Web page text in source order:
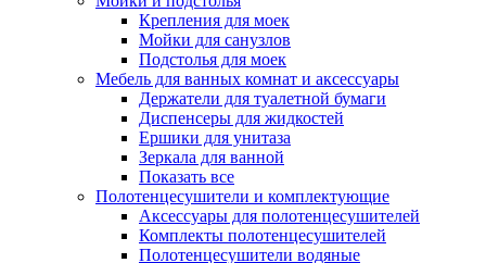
Крепления для моек
Мойки для санузлов
Подстолья для моек
Мебель для ванных комнат и аксессуары
Держатели для туалетной бумаги
Диспенсеры для жидкостей
Ершики для унитаза
Зеркала для ванной
Показать все
Полотенцесушители и комплектующие
Аксессуары для полотенцесушителей
Комплекты полотенцесушителей
Полотенцесушители водяные